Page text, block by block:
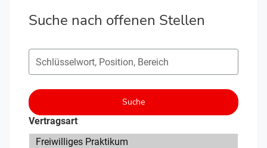
Suche nach offenen Stellen
Suche nach offenen Positionen
Suche
Vertragsart